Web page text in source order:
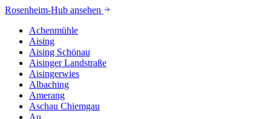
Rosenheim-Hub ansehen
Achenmühle
Aising
Aising Schönau
Aisinger Landstraße
Aisingerwies
Albaching
Amerang
Aschau Chiemgau
Au